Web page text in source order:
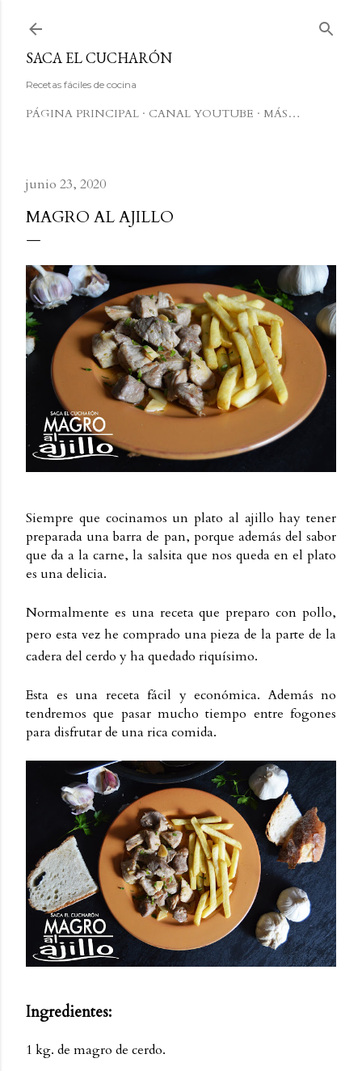
SACA EL CUCHARÓN
Recetas fáciles de cocina
PÁGINA PRINCIPAL CANAL YOUTUBE MÁS…
junio 23, 2020
MAGRO AL AJILLO
Siempre que cocinamos un plato al ajillo hay tener
preparada una barra de pan, porque además del sabor
que da a la carne, la salsita que nos queda en el plato
es una delicia.
Normalmente es una receta que preparo con pollo,
pero esta vez he comprado una pieza de la parte de la
cadera del cerdo y ha quedado riquísimo.
Esta es una receta fácil y económica. Además no
tendremos que pasar mucho tiempo entre fogones
para disfrutar de una rica comida.
Ingredientes:
1 kg. de magro de cerdo.